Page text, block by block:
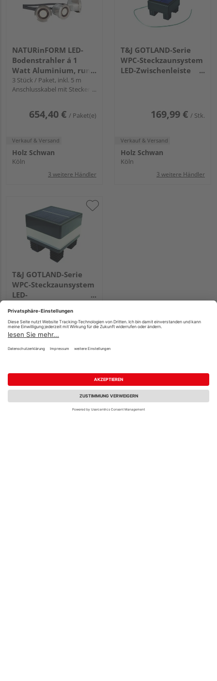
NATURinFORM LED-
Bodenstrahler á 1
Watt Aluminium, rund
Ø 50 mm Edelstahl
3 Stück / Paket, inkl. 5 m
Anschlusskabel mit Stecker,
654,40 € / Paket(e)
Verkauf & Versand
Holz Schwan
Köln
3 weitere Händler
T&J GOTLAND-Serie
WPC-Steckzaunsystem
LED-Zwischenleiste
169,99 € / Stk.
Verkauf & Versand
Holz Schwan
Köln
3 weitere Händler
T&J GOTLAND-Serie
WPC-Steckzaunsystem
LED-
68x68mm
29,99 €
Köln
3 weitere Händler